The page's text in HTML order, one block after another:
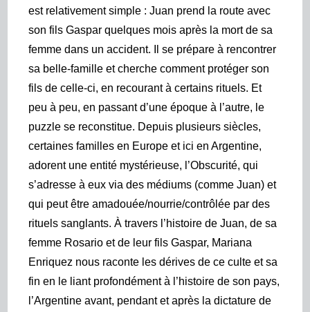
est relativement simple : Juan prend la route avec
son fils Gaspar quelques mois après la mort de sa
femme dans un accident. Il se prépare à rencontrer
sa belle-famille et cherche comment protéger son
fils de celle-ci, en recourant à certains rituels. Et
peu à peu, en passant d’une époque à l’autre, le
puzzle se reconstitue. Depuis plusieurs siècles,
certaines familles en Europe et ici en Argentine,
adorent une entité mystérieuse, l’Obscurité, qui
s’adresse à eux via des médiums (comme Juan) et
qui peut être amadouée/nourrie/contrôlée par des
rituels sanglants. À travers l’histoire de Juan, de sa
femme Rosario et de leur fils Gaspar, Mariana
Enriquez nous raconte les dérives de ce culte et sa
fin en le liant profondément à l’histoire de son pays,
l’Argentine avant, pendant et après la dictature de